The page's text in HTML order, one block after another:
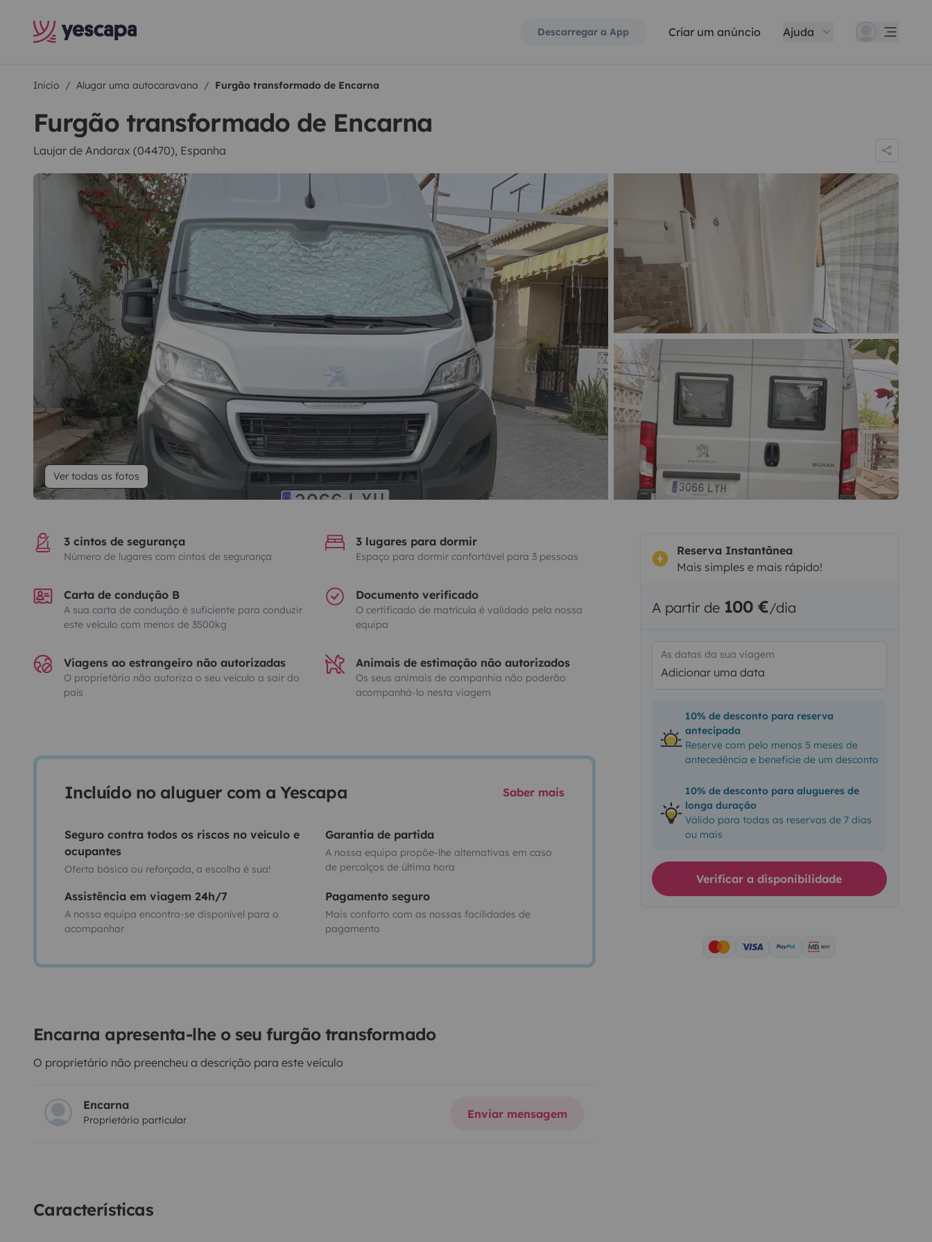
Descarregar a App Criar um anúncio Ajuda
Inicio Alugar uma autocaravana Furgão transformado de Encarna
Furgão transformado de Encarna
Laujar de Andarax (04470), Espanha
Ver todas as fotos
3 cintos de segurança
Número de lugares com cintos de segurança
3 lugares para dormir
Espaço para dormir confortável para 3 pessoas
Carta de condução B
A sua carta de condução é suficiente para conduzir
este veículo com menos de 3500kg
Documento verificado
O certificado de matrícula é validado pela nossa
equipa
Viagens ao estrangeiro não autorizadas
O proprietário não autoriza o seu veículo a sair do
país
Animais de estimação não autorizados
Os seus animais de companhia não poderão
acompanhá-lo nesta viagem
Incluído no aluguer com a Yescapa Saber mais
Seguro contra todos os riscos no veículo e
ocupantes
Oferta básica ou reforçada, a escolha é sua!
Garantia de partida
A nossa equipa propõe-lhe alternativas em caso
de percalços de última hora
Assistência em viagem 24h/7
A nossa equipa encontra-se disponível para o
acompanhar
Pagamento seguro
Mais conforto com as nossas facilidades de
pagamento
Encarna apresenta-lhe o seu furgão transformado
O proprietário não preencheu a descrição para este veículo
Encarna
Proprietário particular Enviar mensagem
Características
Reserva Instantânea
Mais simples e mais rápido!
A partir de 100 €/dia
As datas da sua viagem
Adicionar uma data
10% de desconto para reserva
antecipada
Reserve com pelo menos 5 meses de
antecedência e beneficie de um desconto
10% de desconto para alugueres de
longa duração
Válido para todas as reservas de 7 dias
ou mais
Verificar a disponibilidade